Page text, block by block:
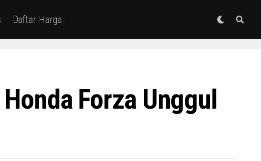
Daftar Harga
Forza Unggul